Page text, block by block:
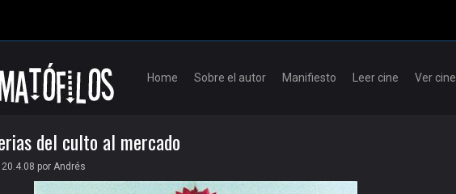
Home Sobre el autor Manifiesto Leer cine Ver cine
del culto al mercado
por Andrés